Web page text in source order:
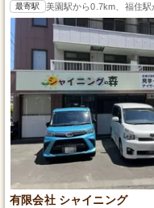
最寄駅 美園駅から0.7km、福住
有限会社 シャイニング